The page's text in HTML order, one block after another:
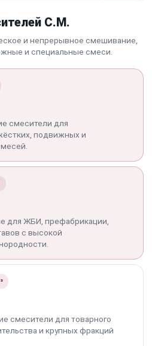
C.M.
и непрерывное смешивание,
и специальные смеси.
смесители для
подвижных и
для ЖБИ, префабрикации,
с высокой
смесители для товарного
и крупных фракций